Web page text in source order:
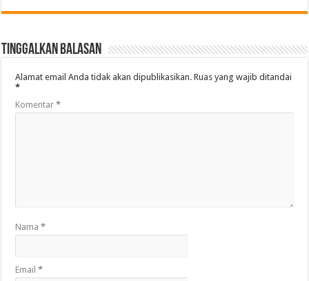
Tinggalkan Balasan
Alamat email Anda tidak akan dipublikasikan. Ruas yang wajib ditandai
*
Komentar*
Nama*
Email*